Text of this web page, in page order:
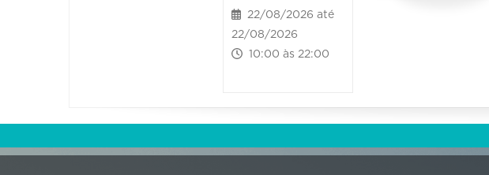
22/08/2026 até
22/08/2026
10:00 às 22:00